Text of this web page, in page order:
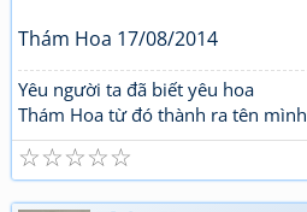
Thám Hoa 17/08/2014
Yêu người ta đã biết yêu hoa
Thám Hoa từ đó thành ra tên mình
☆
☆
☆
☆
☆